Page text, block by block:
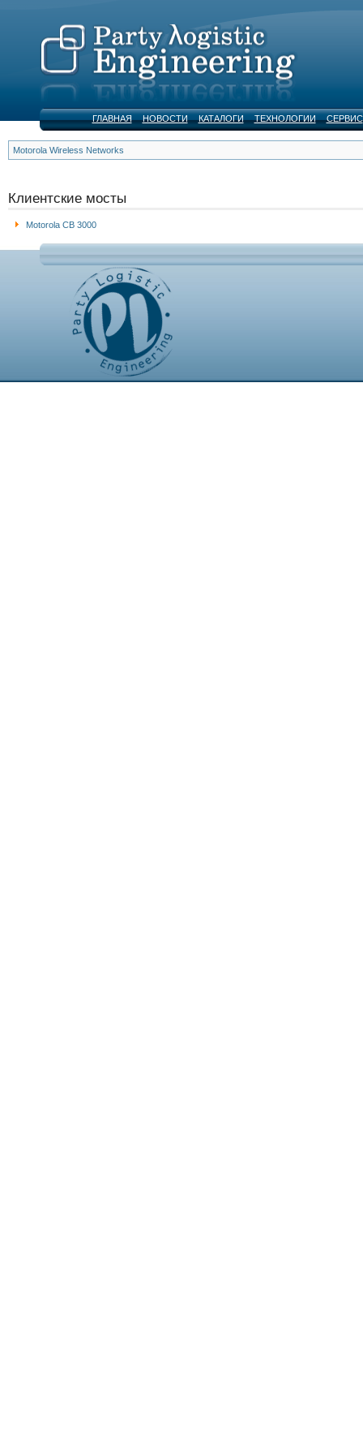
ГЛАВНАЯ НОВОСТИ КАТАЛОГИ ТЕХНОЛОГИИ СЕРВИС
Motorola Wireless Networks
Клиентские мосты
Motorola CB 3000